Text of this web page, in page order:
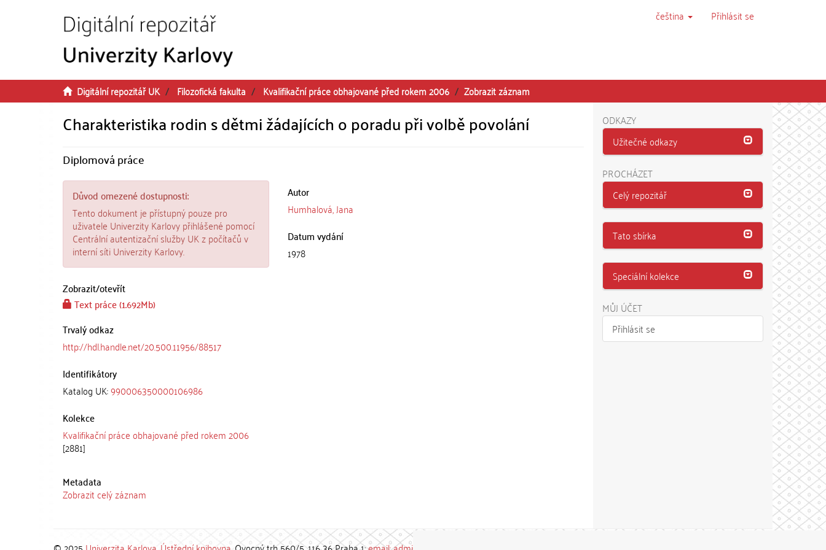
čeština Přihlásit se
Digitální repozitář UK Filozofická fakulta Kvalifikační práce obhajované před rokem 2006 Zobrazit záznam
Charakteristika rodin s dětmi žádajících o poradu při volbě povolání
Diplomová práce
Důvod omezené dostupnosti:
Tento dokument je přístupný pouze pro
uživatele Univerzity Karlovy přihlášené pomocí
Centrální autentizační služby UK z počítačů v
interní síti Univerzity Karlovy.
Zobrazit/otevřít
Text práce (1.692Mb)
Trvalý odkaz
http://hdl.handle.net/20.500.11956/88517
Identifikátory
Katalog UK:990006350000106986
Kolekce
Kvalifikační práce obhajované před rokem 2006
[2881]
Autor
Humhalová, Jana
Datum vydání
1978
Metadata
Zobrazit celý záznam
ODKAZY
Užitečné odkazy
PROCHÁZET
Celý repozitář
Tato sbírka
Speciální kolekce
MŮJ ÚČET
Přihlásit se